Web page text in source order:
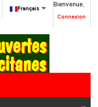
Bienvenue,
Connexion
Français